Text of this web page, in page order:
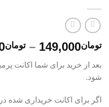
تومان149,000
– تومان
شود.
اگر برای اکانت خریداری شده